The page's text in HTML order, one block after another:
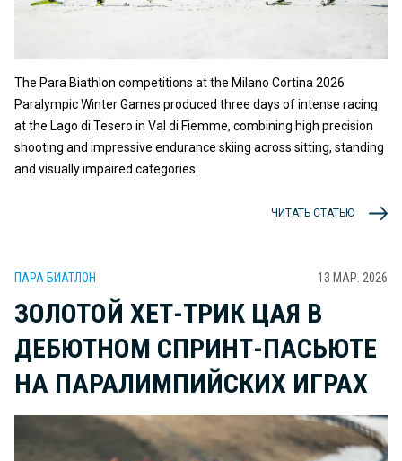
The Para Biathlon competitions at the Milano Cortina 2026
Paralympic Winter Games produced three days of intense racing
at the Lago di Tesero in Val di Fiemme, combining high precision
shooting and impressive endurance skiing across sitting, standing
and visually impaired categories.
ЧИТАТЬ СТАТЬЮ
ПАРА БИАТЛОН 13 МАР. 2026
ЗОЛОТОЙ ХЕТ-ТРИК ЦАЯ В
ДЕБЮТНОМ СПРИНТ-ПАСЬЮТЕ
НА ПАРАЛИМПИЙСКИХ ИГРАХ